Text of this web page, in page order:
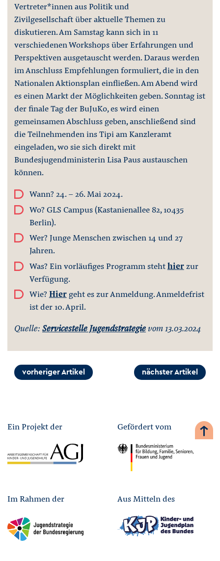
Vertreter*innen aus Politik und
Zivilgesellschaft über aktuelle Themen zu
diskutieren. Am Samstag kann sich in 11
verschiedenen Workshops über Erfahrungen und
Perspektiven ausgetauscht werden. Daraus werden
im Anschluss Empfehlungen formuliert, die in den
Nationalen Aktionsplan einfließen. Am Abend wird
es einen Markt der Möglichkeiten geben. Sonntag ist
der finale Tag der BuJuKo, es wird einen
gemeinsamen Abschluss geben, anschließend sind
die Teilnehmenden ins Tipi am Kanzleramt
eingeladen, wo sie sich direkt mit
Bundesjugendministerin Lisa Paus austauschen
können.
Wann? 24. - 26. Mai 2024.
Wo? GLS Campus (Kastanienallee 82, 10435
Berlin).
Wer? Junge Menschen zwischen 14 und 27
Jahren.
Was? Ein vorläufiges Programm stehthierzur
Verfügung.
Wie? Hiergeht es zur Anmeldung. Anmeldefrist
ist der 10. April.
Quelle: Servicestelle Jugendstrategievom 13.03.2024
vorheriger Artikel nächster Artikel
Ein Projekt der Gefördert vom
Im Rahmen der Aus Mitteln des